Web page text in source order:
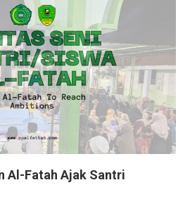
Al-Fatah Ajak Santri